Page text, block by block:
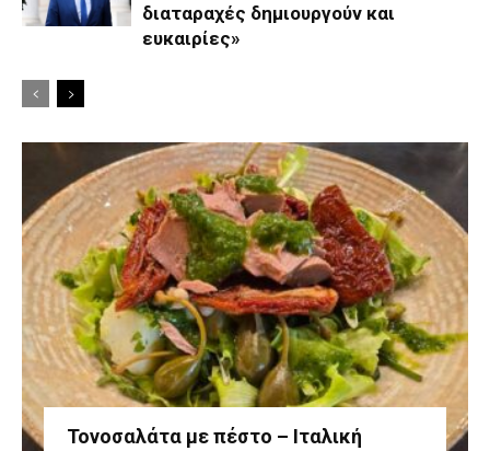
διαταραχές δημιουργούν και
ευκαιρίες»
Τονοσαλάτα με πέστο – Ιταλική